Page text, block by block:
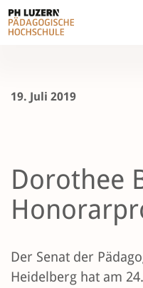
19. Juli 2019
Dorothee
Der Senat der
Heidelberg hat am